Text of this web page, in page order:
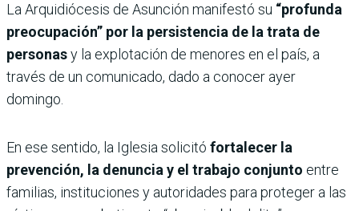
La Arquidiócesis de Asunción manifestó su “profunda
preocupación” por la persistencia de la trata de
personasy la explotación de menores en el país, a
través de un comunicado, dado a conocer ayer
domingo.
En ese sentido, la Iglesia solicitó fortalecer la
prevención, la denuncia y el trabajo conjunto entre
familias, instituciones y autoridades para proteger a las